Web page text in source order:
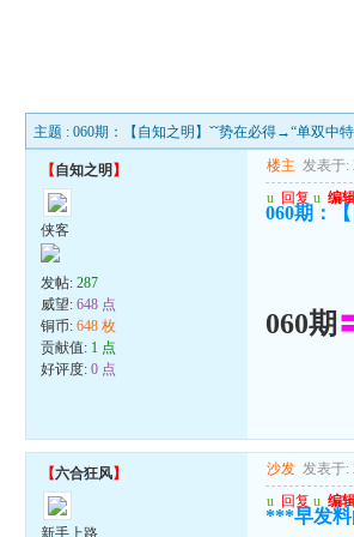
主题 : 060期：【自知之明】ˇˇ势在必得→“单双中
【自知之明 】
侠客
发帖:287
威望:648 点
铜币:648 枚
贡献值: 1 点
好评度:0 点
楼主 发表于:
u 回复 u 编
060期：
060期
【六合狂风】
新手上路
沙发 发表于:
u 回复 u 编
***早发料